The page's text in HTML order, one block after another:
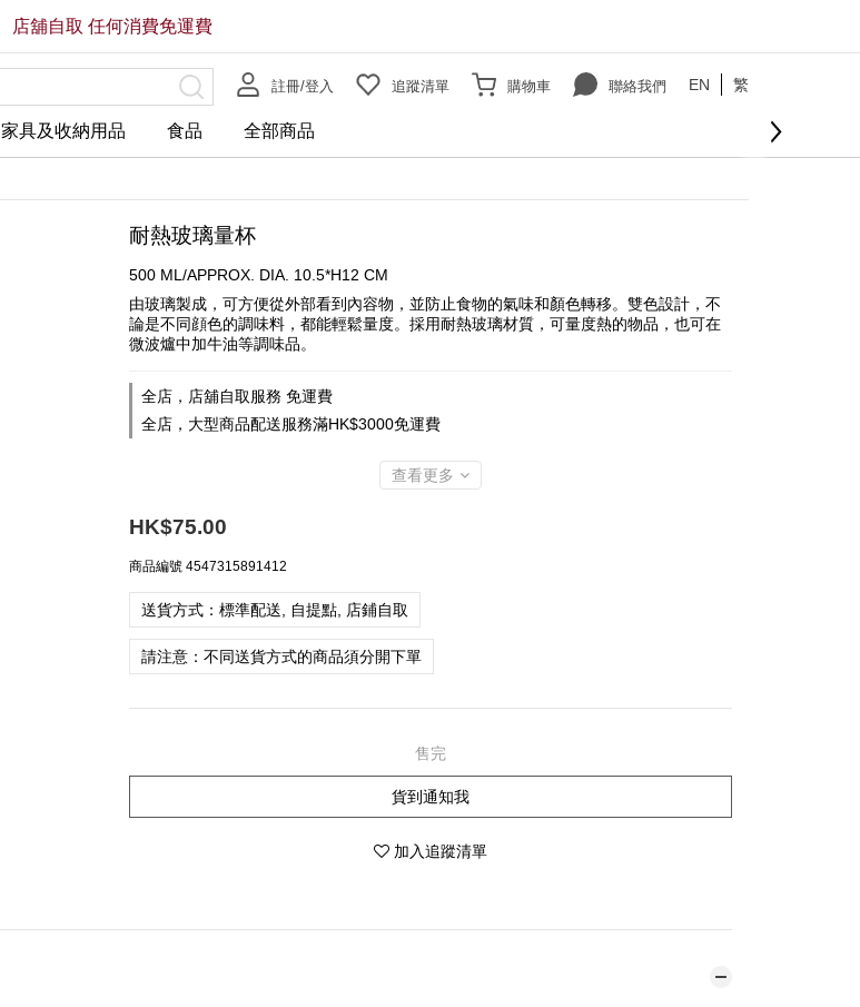
註冊/登入 追蹤清單 購物車 聯絡我們 EN 繁
家具及收納用品 食品 全部商品
店舖自取 任何消費免運費
耐熱玻璃量杯
500 ML/APPROX. DIA. 10.5*H12 CM
由玻璃製成，可方便從外部看到內容物，並防止食物的氣味和顏色轉移。雙色設計，不
論是不同顔色的調味料，都能輕鬆量度。採用耐熱玻璃材質，可量度熱的物品，也可在
微波爐中加牛油等調味品。
全店，店舖自取服務 免運費
全店，大型商品配送服務滿HK$3000免運費
查看更多
HK$75.00
商品編號 4547315891412
送貨方式：標準配送, 自提點, 店鋪自取
請注意：不同送貨方式的商品須分開下單
售完
貨到通知我
加入追蹤清單